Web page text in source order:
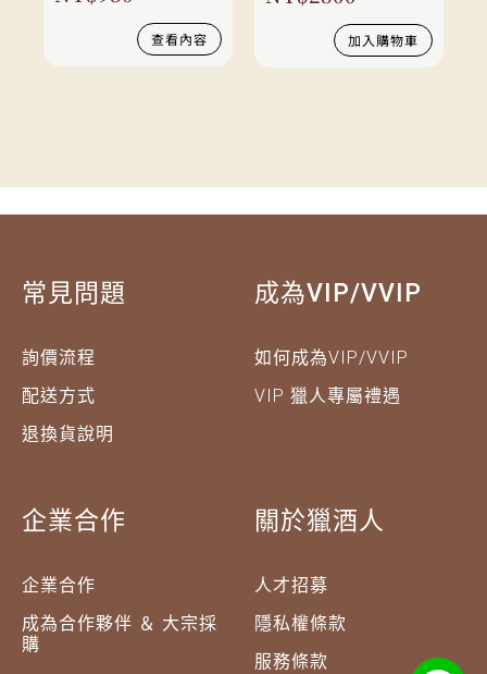
查看內容 加入購物車
常見問題
詢價流程
配送方式
退換貨說明
成為VIP/VVIP
如何成為VIP/VVIP
VIP 獵人專屬禮遇
企業合作
企業合作
成為合作夥伴 ＆ 大宗採
購
關於獵酒人
人才招募
隱私權條款
服務條款